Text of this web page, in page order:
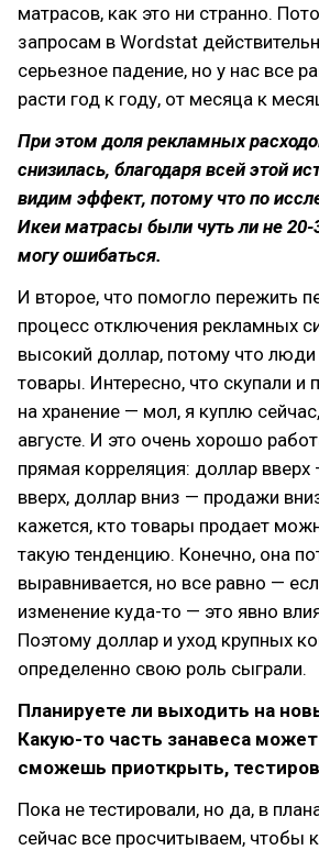
матрасов, как это ни странно.
запросам в Wordstat
серьезное падение, но у нас все
расти год к году, от месяца к
При этом доля рекламных
снизилась, благодаря всей этой
видим эффект, потому что по
Икеи матрасы были чуть ли не 20-
могу ошибаться.
И второе, что помогло пережить
процесс отключения рекламных
высокий доллар, потому что люди
товары. Интересно, что скупали и
на хранение — мол, я куплю
августе. И это очень хорошо
прямая корреляция: доллар
вверх, доллар вниз — продажи
кажется, кто товары продает
такую тенденцию. Конечно, она
выравнивается, но все равно —
изменение куда-то — это явно
Поэтому доллар и уход крупных
определенно свою роль сыграли.
Планируете ли выходить на
Какую-то часть занавеса
сможешь приоткрыть,
Пока не тестировали, но да, в
сейчас все просчитываем, чтобы